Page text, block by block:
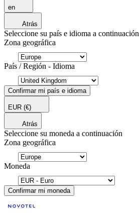
en
Atrás
Seleccione su país e idioma a continuación
Zona geográfica
País / Región - Idioma
Confirmar mi país e idioma
EUR (€)
Atrás
Seleccione su moneda a continuación
Zona geográfica
Moneda
Confirmar mi moneda